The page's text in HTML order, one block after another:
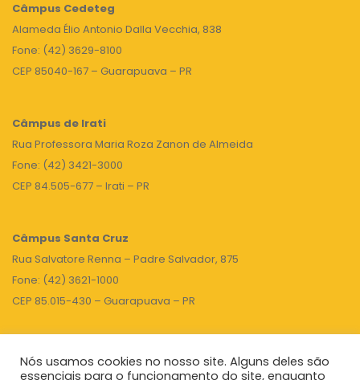
Câmpus Cedeteg
Alameda Élio Antonio Dalla Vecchia, 838
Fone: (42) 3629-8100
CEP 85040-167 – Guarapuava – PR
Câmpus de Irati
Rua Professora Maria Roza Zanon de Almeida
Fone: (42) 3421-3000
CEP 84.505-677 – Irati – PR
Câmpus Santa Cruz
Rua Salvatore Renna – Padre Salvador, 875
Fone: (42) 3621-1000
CEP 85.015-430 – Guarapuava – PR
TOPO
Nós usamos cookies no nosso site. Alguns deles são
essenciais para o funcionamento do site, enquanto